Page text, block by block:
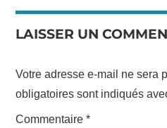
LAISSER UN
Votre adresse e-mail ne sera
obligatoires sont indiqués
Commentaire*